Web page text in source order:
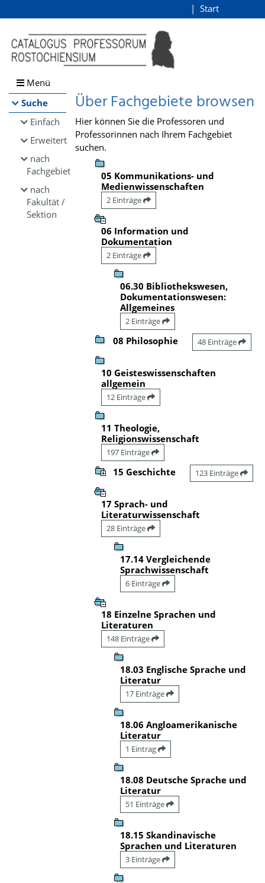
Browsen
direkt zum Inhalt
Start
Menü
Suche
Einfach
Erweitert
nach
Fachgebiet
nach
Fakultät /
Sektion
Über Fachgebiete browsen
Hier können Sie die Professoren und
Professorinnen nach Ihrem Fachgebiet
suchen.
05 Kommunikations- und
Medienwissenschaften
2 Einträge
06 Information und
Dokumentation
2 Einträge
06.30 Bibliothekswesen,
Dokumentationswesen:
Allgemeines
2 Einträge
08 Philosophie 48 Einträge
10 Geisteswissenschaften
allgemein
12 Einträge
11 Theologie,
Religionswissenschaft
197 Einträge
15 Geschichte 123 Einträge
17 Sprach- und
Literaturwissenschaft
28 Einträge
17.14 Vergleichende
Sprachwissenschaft
6 Einträge
18 Einzelne Sprachen und
Literaturen
148 Einträge
18.03 Englische Sprache und
Literatur
17 Einträge
18.06 Angloamerikanische
Literatur
1 Eintrag
18.08 Deutsche Sprache und
Literatur
51 Einträge
18.15 Skandinavische
Sprachen und Literaturen
3 Einträge